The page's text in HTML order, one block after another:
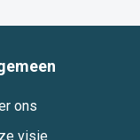
ons
visie